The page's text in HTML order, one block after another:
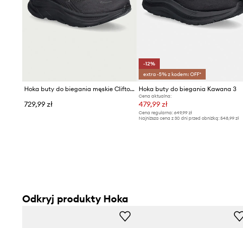
tehcnologii stopa zamiast leżeć na powierzchni podeszwy,
zwiększa stabilizację podczas biegu.
- Gumowa, żłobiona podeszwa zewnętrzna jest trwała i dba
Hoka buty do biegania męskie Clifton 11
729,99 zł
-12%
extra -5% z kodem: OFF*
Hoka buty do biegania Kawana 3
Cena aktualna:
479,99 zł
Cena regularna:649,99 zł
Najniższa cena z 30 dni przed obniżką:548,99 zł
Odkryj produkty Hoka